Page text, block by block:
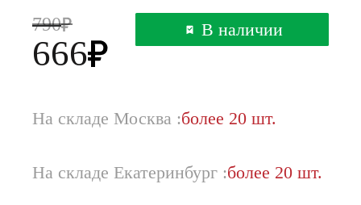
790
666
В наличии
На складе Москва :более 20 шт.
На складе Екатеринбург :более 20 шт.